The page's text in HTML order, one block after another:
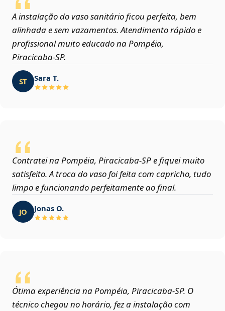
A instalação do vaso sanitário ficou perfeita, bem
alinhada e sem vazamentos. Atendimento rápido e
profissional muito educado na Pompéia,
Piracicaba‑SP.
ST Sara T.
Contratei na Pompéia, Piracicaba‑SP e fiquei muito
satisfeito. A troca do vaso foi feita com capricho, tudo
limpo e funcionando perfeitamente ao final.
JO Jonas O.
Ótima experiência na Pompéia, Piracicaba‑SP. O
técnico chegou no horário, fez a instalação com